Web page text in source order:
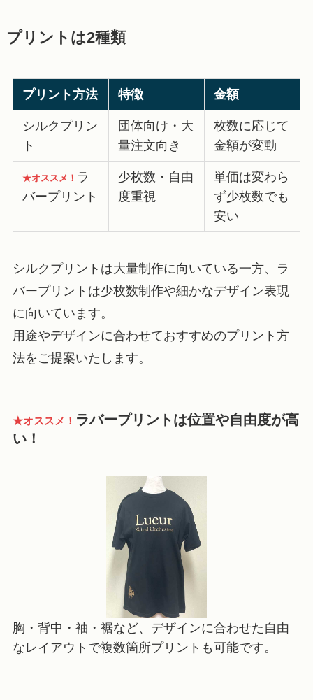
プリントは2種類
プリント方法 特徴 金額
シルクプリン
ト
団体向け・大
量注文向き
枚数に応じて
金額が変動
★オススメ！ ラ
バープリント
少枚数・自由
度重視
単価は変わら
ず少枚数でも
安い
シルクプリントは大量制作に向いている一方、ラ
バープリントは少枚数制作や細かなデザイン表現
に向いています。
用途やデザインに合わせておすすめのプリント方
法をご提案いたします。
★オススメ！ ラバープリントは位置や自由度が高
い！
胸・背中・袖・裾など、デザインに合わせた自由
なレイアウトで複数箇所プリントも可能です。